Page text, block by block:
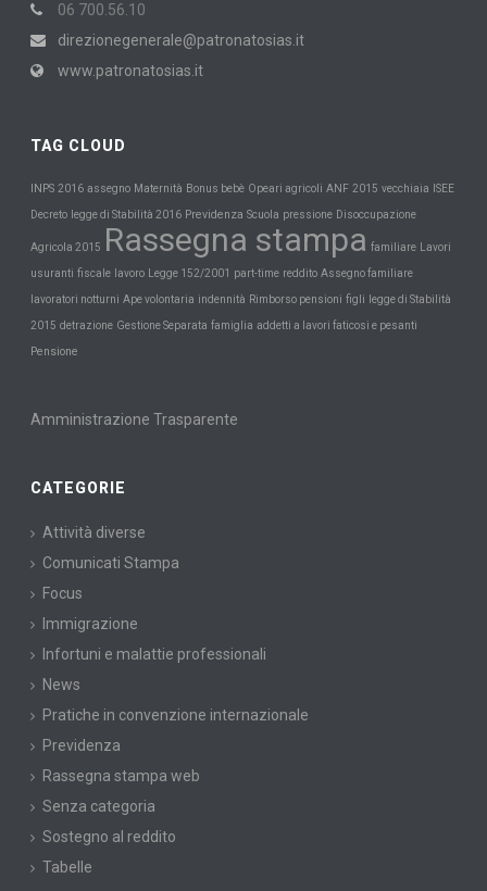
06 700.56.10
direzionegenerale@patronatosias.it
www.patronatosias.it
TAG CLOUD
INPS 2016 assegno Maternità Bonus bebè Opeari agricoli ANF 2015 vecchiaia ISEE
Decreto legge di Stabilità 2016 Previdenza Scuola pressione Disoccupazione
Agricola 2015 Rassegna stampa familiare Lavori
usuranti fiscale lavoro Legge 152/2001 part-time reddito Assegno familiare
lavoratori notturni Ape volontaria indennità Rimborso pensioni figli legge di Stabilità
2015 detrazione Gestione Separata famiglia addetti a lavori faticosi e pesanti
Pensione
Amministrazione Trasparente
CATEGORIE
Attività diverse
Comunicati Stampa
Focus
Immigrazione
Infortuni e malattie professionali
News
Pratiche in convenzione internazionale
Previdenza
Rassegna stampa web
Senza categoria
Sostegno al reddito
Tabelle